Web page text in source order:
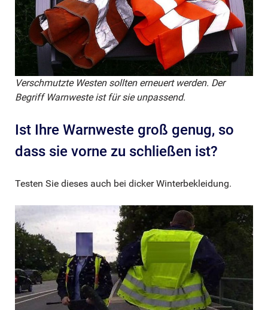
Verschmutzte Westen sollten erneuert werden. Der
Begriff Warnweste ist für sie unpassend.
Ist Ihre Warnweste groß genug, so
dass sie vorne zu schließen ist?
Testen Sie dieses auch bei dicker Winterbekleidung.